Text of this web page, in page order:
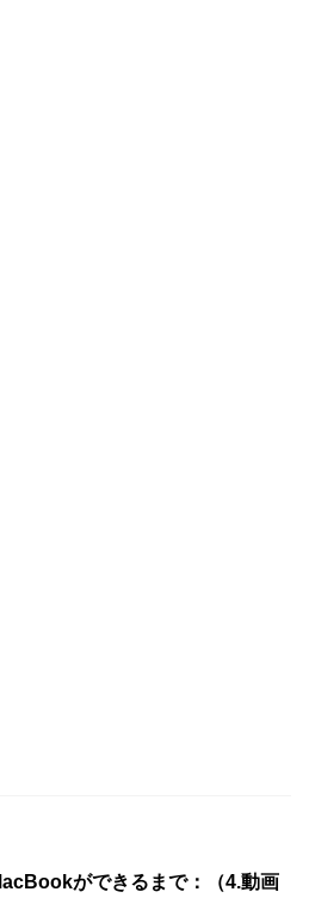
ができるまで：（4.動画